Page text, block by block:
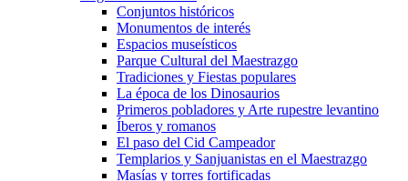
Conjuntos históricos
Monumentos de interés
Espacios museísticos
Parque Cultural del Maestrazgo
Tradiciones y Fiestas populares
La época de los Dinosaurios
Primeros pobladores y Arte rupestre levantino
Íberos y romanos
El paso del Cid Campeador
Templarios y Sanjuanistas en el Maestrazgo
Masías y torres fortificadas